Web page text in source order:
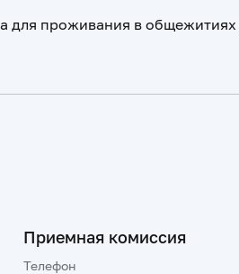
для проживания в общежитиях
Приемная комиссия
Телефон